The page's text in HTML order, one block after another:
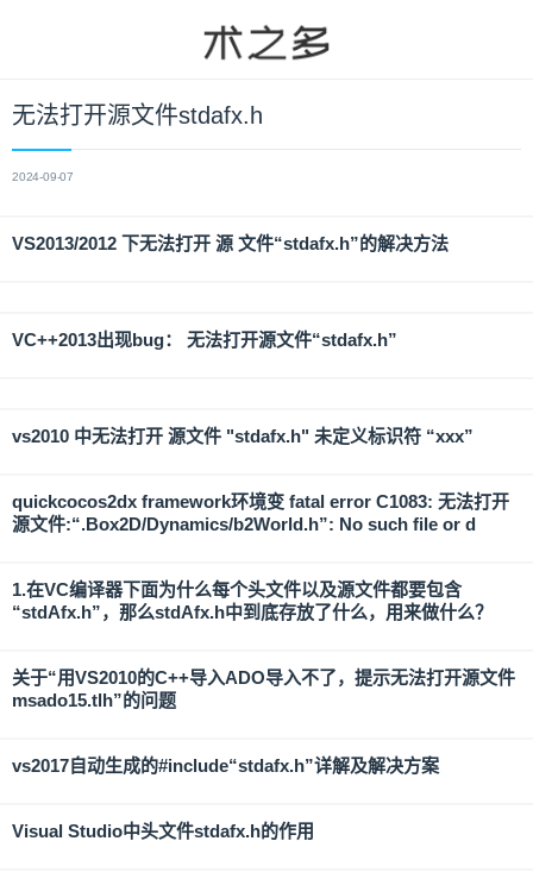
无法打开源文件stdafx.h
2024-09-07
VS2013/2012 下无法打开 源 文件“stdafx.h”的解决方法
VC++2013出现bug： 无法打开源文件“stdafx.h”
vs2010 中无法打开 源文件 "stdafx.h" 未定义标识符 “xxx”
quickcocos2dx framework环境变 fatal error C1083: 无法打开
源文件:“.Box2D/Dynamics/b2World.h”: No such file or d
1.在VC编译器下面为什么每个头文件以及源文件都要包含
“stdAfx.h”，那么stdAfx.h中到底存放了什么，用来做什么？
关于“用VS2010的C++导入ADO导入不了，提示无法打开源文件
msado15.tlh”的问题
vs2017自动生成的#include“stdafx.h”详解及解决方案
Visual Studio中头文件stdafx.h的作用